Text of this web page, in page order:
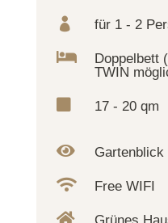
 für 1 - 2

Doppelbett
TWIN
17 - 20 qm
 Gartenblick
 Free WIFI
